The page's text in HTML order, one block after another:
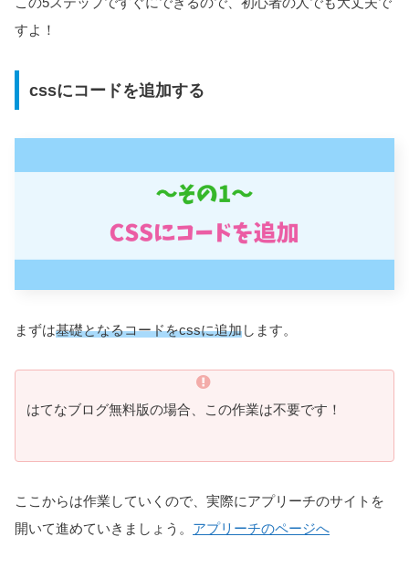
すよ！
cssにコードを追加する
まずは基礎となるコードをcssに追加します。
はてなブログ無料版の場合、この作業は不要です！
ここからは作業していくので、実際にアプリーチのサイトを
開いて進めていきましょう。 アプリーチのページへ